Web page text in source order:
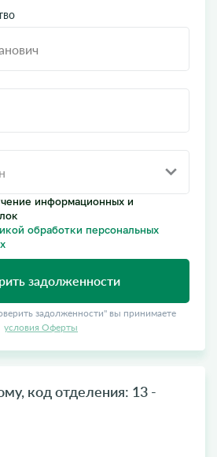
информационных и
обработки персональных
задолженности
задолженности" вы принимаете
условия Оферты
код отделения: 13 -